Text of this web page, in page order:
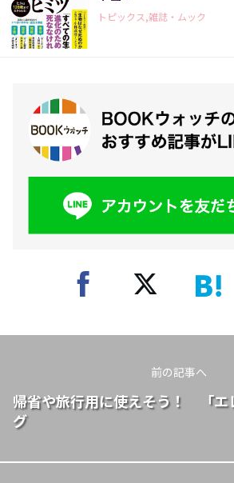
トピックス,雑誌・ムック
前の記事へ
帰省や旅行用に使えそう！ 「エ
グ